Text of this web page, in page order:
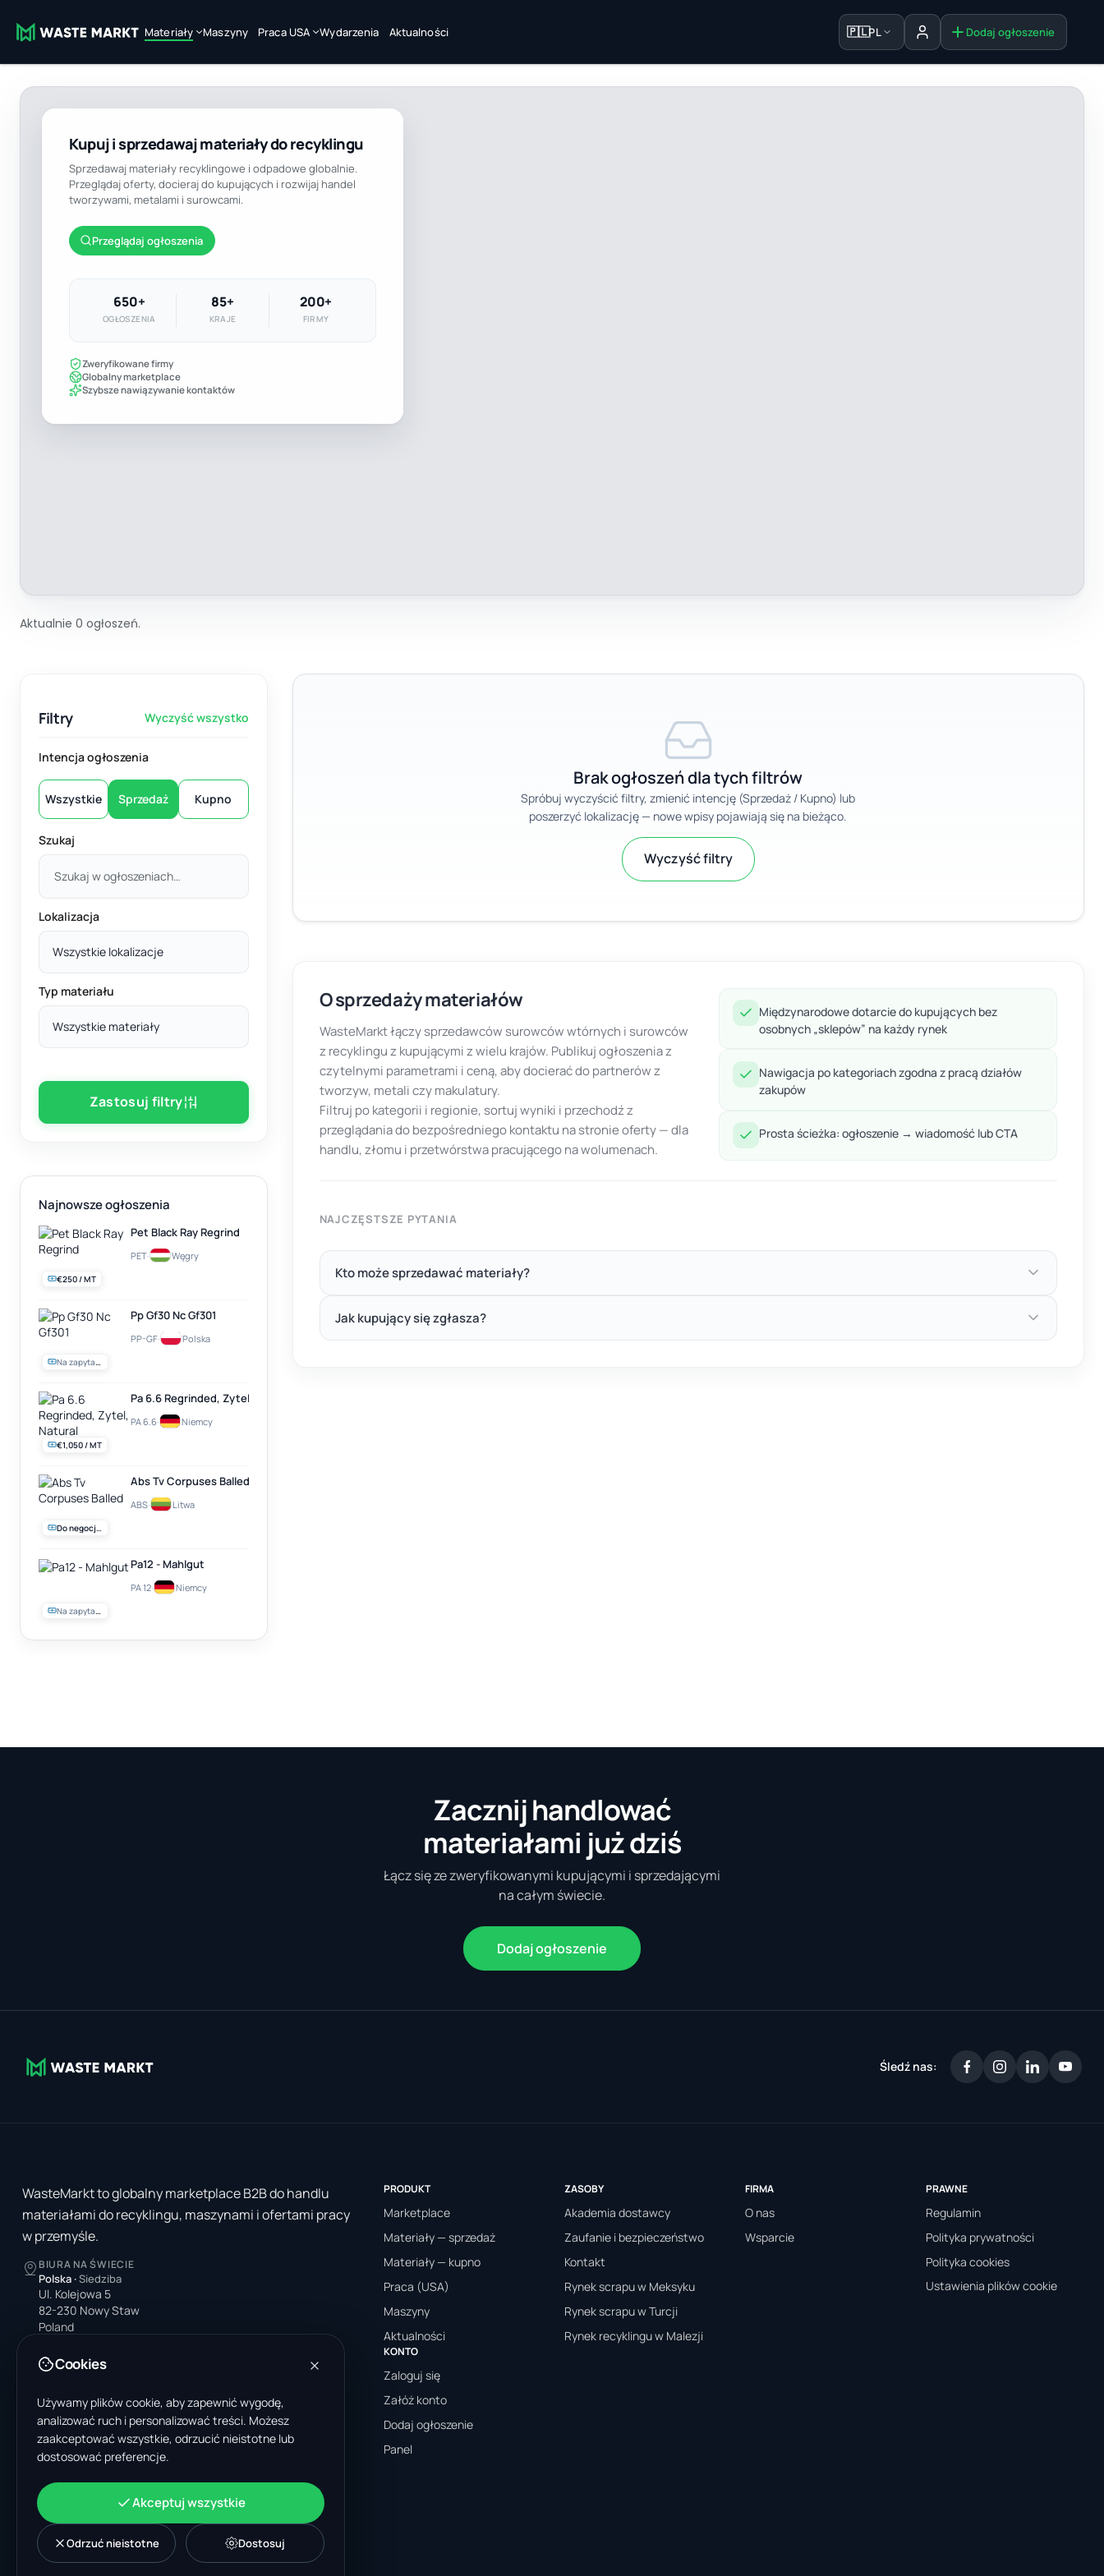
Materiały Maszyny Praca USA Wydarzenia Aktualności 🇵🇱PL Zaloguj sięDodaj ogłoszenie
Kupuj i sprzedawaj materiały do recyklingu
Sprzedawaj materiały recyklingowe i odpadowe globalnie.
Przeglądaj oferty, docieraj do kupujących i rozwijaj handel
tworzywami, metalami i surowcami.
Przeglądaj ogłoszenia
650+
OGŁOSZENIA
85+
KRAJE
200+
FIRMY
Zweryfikowane firmy
Globalny marketplace
Szybsze nawiązywanie kontaktów
Aktualnie 0 ogłoszeń.
Filtry Wyczyść wszystko
Intencja ogłoszenia
Wszystkie Sprzedaż Kupno
Szukaj
Lokalizacja
Wszystkie lokalizacje
Typ materiału
Wszystkie materiały
Zastosuj filtry
Najnowsze ogłoszenia
€250 / MT
Pet Black Ray Regrind
PET· Węgry
Na zapytanie
Pp Gf30 Nc Gf301
PP-GF· Polska
€1,050 / MT
Pa 6.6 Regrinded, Zytel, Natural
PA 6.6· Niemcy
Do negocjacji
Abs Tv Corpuses Balled
ABS· Litwa
Na zapytanie
Pa12 - Mahlgut
PA 12· Niemcy
Brak ogłoszeń dla tych filtrów
Spróbuj wyczyścić filtry, zmienić intencję (Sprzedaż / Kupno) lub
poszerzyć lokalizację — nowe wpisy pojawiają się na bieżąco.
Wyczyść filtry
O sprzedaży materiałów
WasteMarkt łączy sprzedawców surowców wtórnych i surowców
z recyklingu z kupującymi z wielu krajów. Publikuj ogłoszenia z
czytelnymi parametrami i ceną, aby docierać do partnerów z
tworzyw, metali czy makulatury.
Filtruj po kategorii i regionie, sortuj wyniki i przechodź z
przeglądania do bezpośredniego kontaktu na stronie oferty — dla
handlu, złomu i przetwórstwa pracującego na wolumenach.
Międzynarodowe dotarcie do kupujących bez
osobnych „sklepów” na każdy rynek
Nawigacja po kategoriach zgodna z pracą działów
zakupów
Prosta ścieżka: ogłoszenie → wiadomość lub CTA
NAJCZĘSTSZE PYTANIA
Kto może sprzedawać materiały?
Jak kupujący się zgłasza?
Zacznij handlować
materiałami już dziś
Łącz się ze zweryfikowanymi kupującymi i sprzedającymi
na całym świecie.
Dodaj ogłoszenie
Śledź nas:
WasteMarkt to globalny marketplace B2B do handlu
materiałami do recyklingu, maszynami i ofertami pracy
w przemyśle.
BIURA NA ŚWIECIE
Polska ·Siedziba
Ul. Kolejowa 5
82-230 Nowy Staw
Poland
Stany Zjednoczone
4378 Park Blvd N
United States
Indie
A-199, Sector 63
India
+48 606 662 650
support@wastemarkt.com
office@wastemarkt.com
PRODUKT
Marketplace
Materiały — sprzedaż
Materiały — kupno
Praca (USA)
Maszyny
Aktualności
ZASOBY
Akademia dostawcy
Zaufanie i bezpieczeństwo
Kontakt
Rynek scrapu w Meksyku
Rynek scrapu w Turcji
Rynek recyklingu w Malezji
FIRMA
O nas
Wsparcie
PRAWNE
Regulamin
Polityka prywatności
Polityka cookies
Ustawienia plików cookie
KONTO
Zaloguj się
Załóż konto
Dodaj ogłoszenie
Panel
Cookies
Używamy plików cookie, aby zapewnić wygodę,
analizować ruch i personalizować treści. Możesz
zaakceptować wszystkie, odrzucić nieistotne lub
dostosować preferencje.
Akceptuj wszystkie
Odrzuć nieistotne Dostosuj